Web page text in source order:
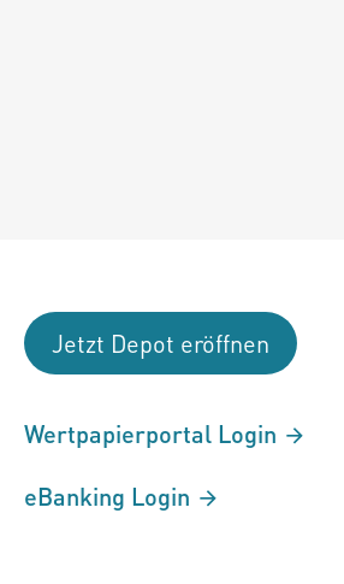
Jetzt Depot eröffnen
Wertpapierportal Login
eBanking Login